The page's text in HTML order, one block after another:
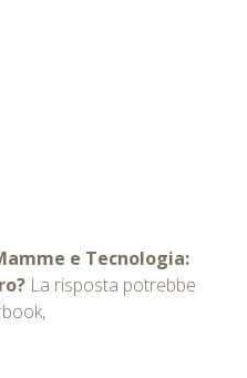
e Tecnologia:
La risposta potrebbe